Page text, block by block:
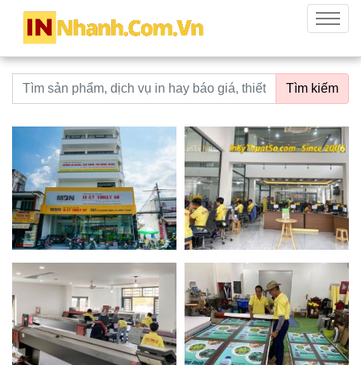
innhanh.com.vn
Menu
Từ khoá tìm kiếm Tìm kiếm